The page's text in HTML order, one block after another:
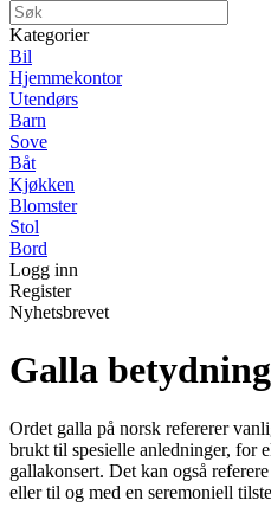
Kategorier
Bil
Hjemmekontor
Utendørs
Barn
Sove
Båt
Kjøkken
Blomster
Stol
Bord
Logg inn
Register
Nyhetsbrevet
Galla betydning
Ordet galla på norsk refererer
brukt til spesielle anledninger, for
gallakonsert. Det kan også
eller til og med en seremoniell